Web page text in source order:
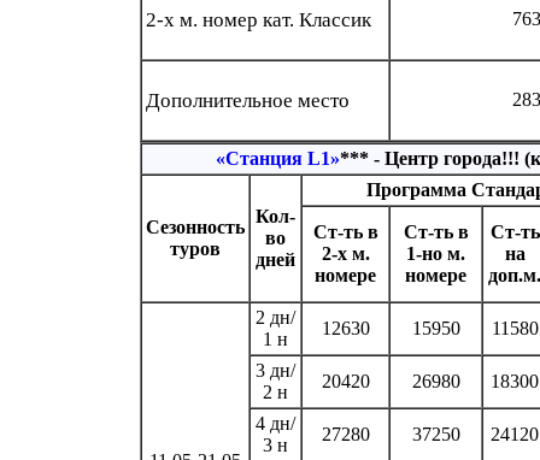
2-х м. номер кат. Классик
Дополнительное место
«Станция L1»*** - Центр города!!!
Сезонность
туров
Кол-
во
дней
Программа
Ст-ть в
2-х м.
номере
Ст-ть в
1-но м.
номере
Ст-ть
на
доп.м.
2 дн/
1 н
12630 15950 11580
3 дн/
2 н
20420 26980 18300
4 дн/
3 н
27280 37250 24120